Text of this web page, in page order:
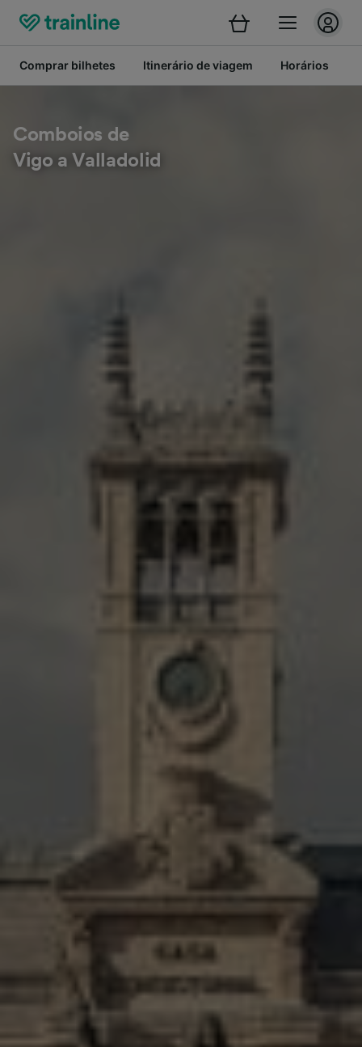
Comprar bilhetes Itinerário de viagem Horários
Comboios de
Vigo a Valladolid